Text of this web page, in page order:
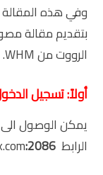
وفي هذه
بتقديم مقالة
الرووت من WHM.
أولاً: تسجيل
يمكن الوصول
الرابط www.xxxx.com :2086